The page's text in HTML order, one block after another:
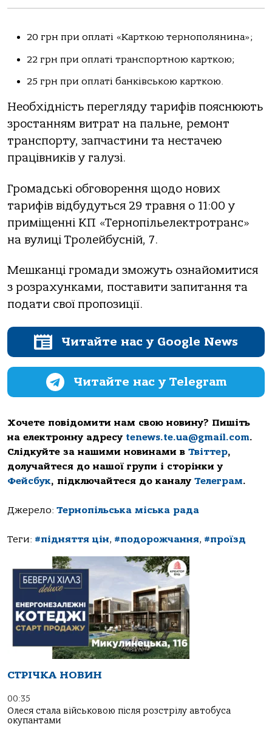
20 грн при оплаті «Карткою тернополянина»;
22 грн при оплаті транспортною карткою;
25 грн при оплаті банківською карткою.
Необхідність перегляду тарифів пояснюють
зростанням витрат на пальне, ремонт
транспорту, запчастини та нестачею
працівників у галузі.
Громадські обговорення щодо нових
тарифів відбудуться 29 травня о 11:00 у
приміщенні КП «Тернопільелектротранс»
на вулиці Тролейбусній, 7.
Мешканці громади зможуть ознайомитися
з розрахунками, поставити запитання та
подати свої пропозиції.
Читайте нас у Google News
Читайте нас у Telegram
Хочете повідомити нам свою новину? Пишіть
на електронну адресу tenews.te.ua@gmail.com.
Слідкуйте за нашими новинами в Твіттер,
долучайтеся до нашої групи і сторінки у
Фейсбук, підключайтеся до каналу Телеграм.
Джерело: Тернопільська міська рада
Теги: #підняття цін, #подорожчання, #проїзд
СТРІЧКА НОВИН
00:35
Олеся стала військовою після розстрілу автобуса
окупантами